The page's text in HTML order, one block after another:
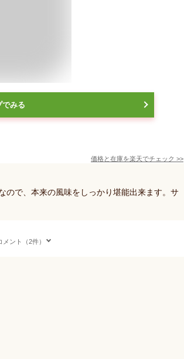
でみる
価格と在庫を楽天でチェック >>
ので、本来の風味をしっかり堪能出来ます。サ
ント（2件）